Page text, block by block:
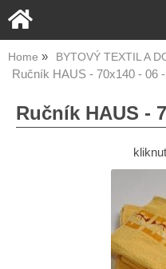
Home BYTOVÝ TEXTIL A
Ručník HAUS - 70x140 - 06
Ručník HAUS -